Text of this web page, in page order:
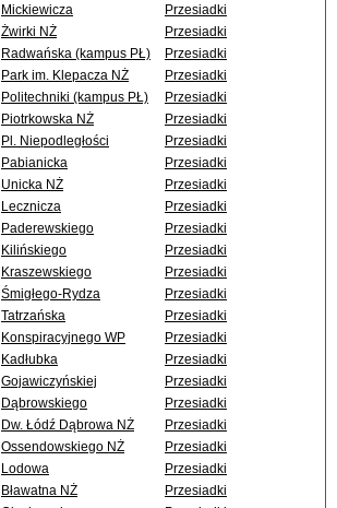
Mickiewicza
Przesiadki
Żwirki NŻ
Przesiadki
Radwańska (kampus PŁ)
Przesiadki
Park im. Klepacza NŻ
Przesiadki
Politechniki (kampus PŁ)
Przesiadki
Piotrkowska NŻ
Przesiadki
Pl. Niepodległości
Przesiadki
Pabianicka
Przesiadki
Unicka NŻ
Przesiadki
Lecznicza
Przesiadki
Paderewskiego
Przesiadki
Kilińskiego
Przesiadki
Kraszewskiego
Przesiadki
Śmigłego-Rydza
Przesiadki
Tatrzańska
Przesiadki
Konspiracyjnego WP
Przesiadki
Kadłubka
Przesiadki
Gojawiczyńskiej
Przesiadki
Dąbrowskiego
Przesiadki
Dw. Łódź Dąbrowa NŻ
Przesiadki
Ossendowskiego NŻ
Przesiadki
Lodowa
Przesiadki
Bławatna NŻ
Przesiadki